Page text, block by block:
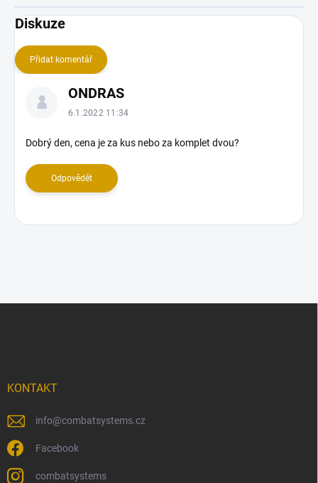
Diskuze
Přidat komentář
u
ONDRAS
6.1.2022 11:34
Dobrý den, cena je za kus nebo za komplet dvou?
Odpovědět
KONTAKT
info@combatsystems.cz
Facebook
combatsystems